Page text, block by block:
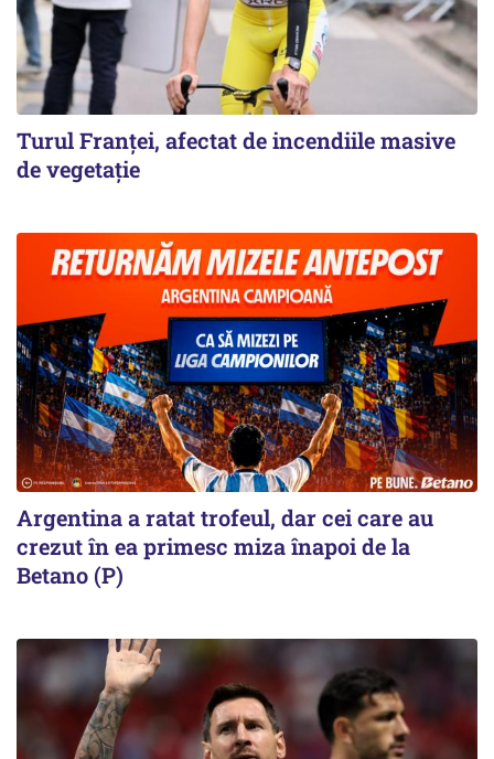
Turul Franţei, afectat de incendiile masive
de vegetaţie
Argentina a ratat trofeul, dar cei care au
crezut în ea primesc miza înapoi de la
Betano (P)